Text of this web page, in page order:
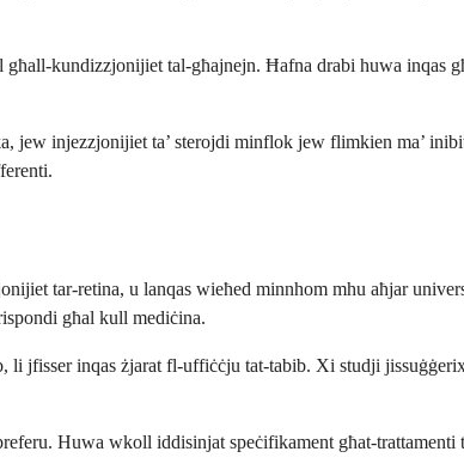
kundizzjonijiet tal-għajnejn. Ħafna drabi huwa inqas
injezzjonijiet ta’ sterojdi minflok jew flimkien ma’
tar-retina, u lanqas wieħed minnhom mhu aħjar
għal kull mediċina.
jfisser inqas żjarat fl-uffiċċju tat-tabib. Xi studji
Huwa wkoll iddisinjat speċifikament għat-